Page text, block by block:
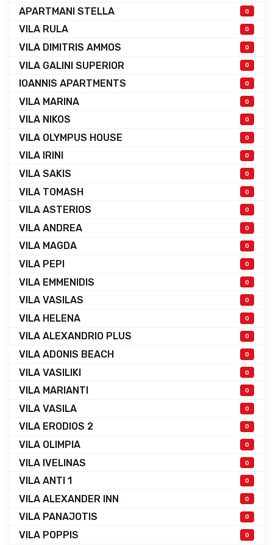
APARTMANI STELLA 0
VILA RULA 0
VILA DIMITRIS AMMOS 0
VILA GALINI SUPERIOR 0
IOANNIS APARTMENTS 0
VILA MARINA 0
VILA NIKOS 0
VILA OLYMPUS HOUSE 0
VILA IRINI 0
VILA SAKIS 0
VILA TOMASH 0
VILA ASTERIOS 0
VILA ANDREA 0
VILA MAGDA 0
VILA PEPI 0
VILA EMMENIDIS 0
VILA VASILAS 0
VILA HELENA 0
VILA ALEXANDRIO PLUS 0
VILA ADONIS BEACH 0
VILA VASILIKI 0
VILA MARIANTI 0
VILA VASILA 0
VILA ERODIOS 2 0
VILA OLIMPIA 0
VILA IVELINAS 0
VILA ANTI 1 0
VILA ALEXANDER INN 0
VILA PANAJOTIS 0
VILA POPPIS 0